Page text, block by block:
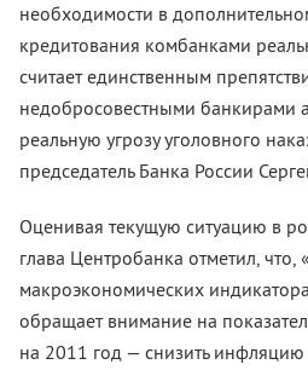
необходимости в
кредитования комбанками
считает единственным
недобросовестными банкирами
реальную угрозу уголовного
председатель Банка России
Оценивая текущую ситуацию в
глава Центробанка отметил, что,
макроэкономических
обращает внимание на
на 2011 год — снизить